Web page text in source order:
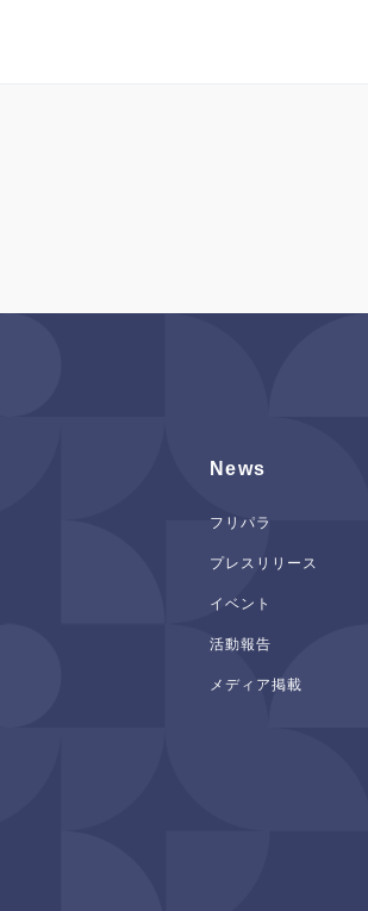
News
フリパラ
プレスリリース
イベント
活動報告
メディア掲載